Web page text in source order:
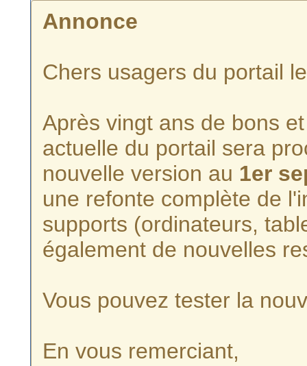
Annonce
Chers usagers du portail
Après vingt ans de bons
actuelle du portail sera
nouvelle version au 1er
une refonte complète de
supports (ordinateurs,
également de nouvelles
Vous pouvez tester la
En vous remerciant,